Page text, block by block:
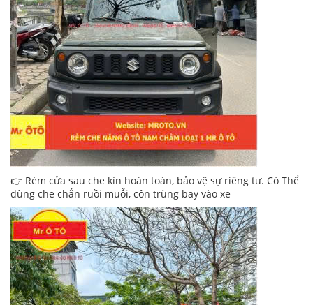
👉 Rèm cửa sau che kín hoàn toàn, bảo vệ sự riêng tư. Có Thể
dùng che chắn ruồi muỗi, côn trùng bay vào xe